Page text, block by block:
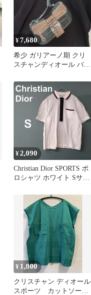
¥7,680
希少 ガリアーノ期 クリ
スチャンディオール バッ
リア製
¥2,090
Christian Dior SPORTS ポ
ロシャツ ホワイト Sサイ
¥ 1,800
クリスチャン ディオール
スポーツ カットソー